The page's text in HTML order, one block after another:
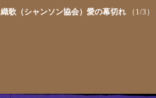
織歌（シャンソン協会）愛の幕切れ（1/3）